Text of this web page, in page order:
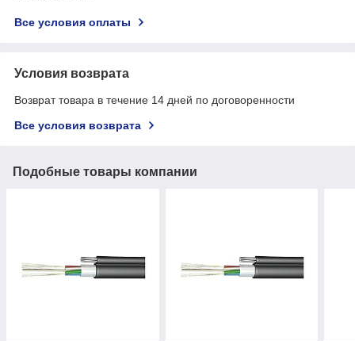
Все условия оплаты
Условия возврата
Возврат товара в течение 14 дней по договоренности
Все условия возврата
Подобные товары компании